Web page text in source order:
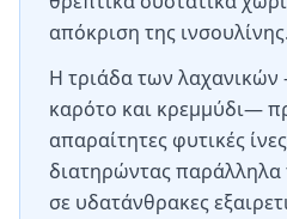
απόκριση της ινσουλίνης.
Η τριάδα των
καρότο και κρεμμύδι—
απαραίτητες φυτικές
διατηρώντας παράλληλα
σε υδατάνθρακες